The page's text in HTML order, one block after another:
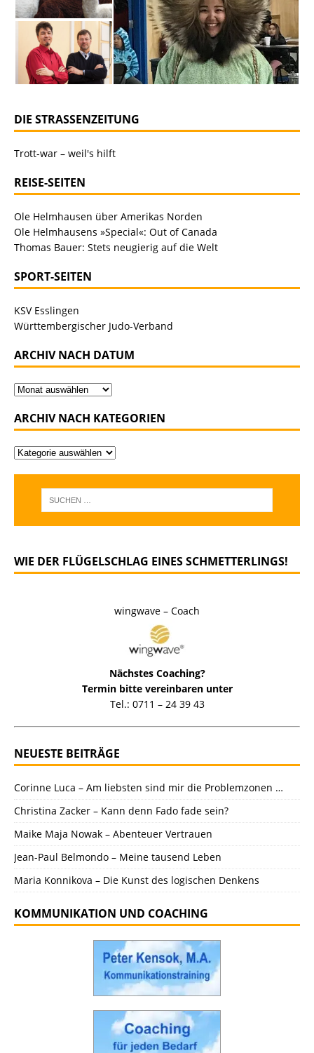
DIE STRASSENZEITUNG
Trott-war – weil's hilft
REISE-SEITEN
Ole Helmhausen über Amerikas Norden
Ole Helmhausens »Special«: Out of Canada
Thomas Bauer: Stets neugierig auf die Welt
SPORT-SEITEN
KSV Esslingen
Württembergischer Judo-Verband
ARCHIV NACH DATUM
ARCHIV NACH KATEGORIEN
WIE DER FLÜGELSCHLAG EINES SCHMETTERLINGS!
wingwave – Coach
Nächstes Coaching?
Termin bitte vereinbaren unter
Tel.: 0711 – 24 39 43
NEUESTE BEITRÄGE
Corinne Luca – Am liebsten sind mir die Problemzonen …
Christina Zacker – Kann denn Fado fade sein?
Maike Maja Nowak – Abenteuer Vertrauen
Jean-Paul Belmondo – Meine tausend Leben
Maria Konnikova – Die Kunst des logischen Denkens
KOMMUNIKATION UND COACHING